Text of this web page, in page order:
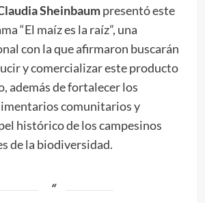
Sheinbaumpresentó este
“El maíz es la raíz”, una
con la que afirmaron buscarán
y comercializar este producto
además de fortalecer los
comunitarios y
histórico de los campesinos
de la biodiversidad.